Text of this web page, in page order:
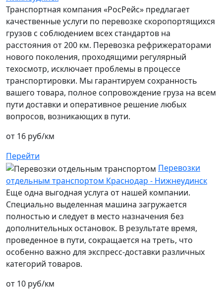
Транспортная компания «РосРейс» предлагает
качественные услуги по перевозке скоропортящихся
грузов с соблюдением всех стандартов на
расстояния от 200 км. Перевозка рефрижераторами
нового поколения, проходящими регулярный
техосмотр, исключает проблемы в процессе
транспортировки. Мы гарантируем сохранность
вашего товара, полное сопровождение груза на всем
пути доставки и оперативное решение любых
вопросов, возникающих в пути.
от 16 руб/км
Перейти
Перевозки
отдельным транспортом Краснодар - Нижнеудинск
Еще одна выгодная услуга от нашей компании.
Специально выделенная машина загружается
полностью и следует в место назначения без
дополнительных остановок. В результате время,
проведенное в пути, сокращается на треть, что
особенно важно для экспресс-доставки различных
категорий товаров.
от 10 руб/км